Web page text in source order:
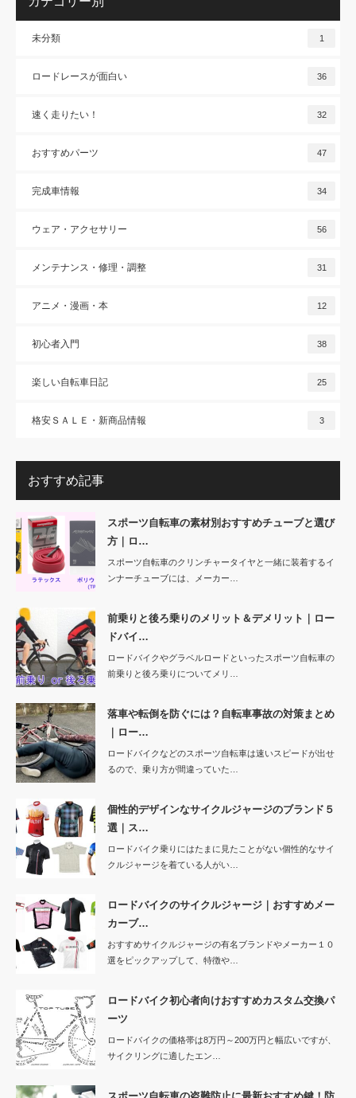
未分類 1
ロードレースが面白い 36
速く走りたい！ 32
おすすめパーツ 47
完成車情報 34
ウェア・アクセサリー 56
メンテナンス・修理・調整 31
アニメ・漫画・本 12
初心者入門 38
楽しい自転車日記 25
格安ＳＡＬＥ・新商品情報 3
おすすめ記事
スポーツ自転車の素材別おすすめチューブと選び
方｜ロ…
スポーツ自転車のクリンチャータイヤと一緒に装着するイ
ンナーチューブには、メーカー…
前乗りと後ろ乗りのメリット＆デメリット｜ロー
ドバイ…
ロードバイクやグラベルロードといったスポーツ自転車の
前乗りと後ろ乗りについてメリ…
落車や転倒を防ぐには？自転車事故の対策まとめ
｜ロー…
ロードバイクなどのスポーツ自転車は速いスピードが出せ
るので、乗り方が間違っていた…
個性的デザインなサイクルジャージのブランド５
選｜ス…
ロードバイク乗りにはたまに見たことがない個性的なサイ
クルジャージを着ている人がい…
ロードバイクのサイクルジャージ｜おすすめメー
カーブ…
おすすめサイクルジャージの有名ブランドやメーカー１０
選をピックアップして、特徴や…
ロードバイク初心者向けおすすめカスタム交換パ
ーツ
ロードバイクの価格帯は8万円～200万円と幅広いですが、
サイクリングに適したエン…